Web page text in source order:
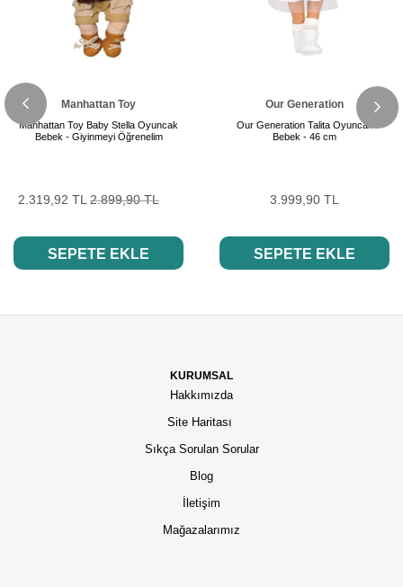
Manhattan Toy
Manhattan Toy Baby Stella Oyuncak
Bebek - Giyinmeyi Öğrenelim
2.319,92 TL 2.899,90 TL
SEPETE EKLE
Our Generation
Our Generation Talita Oyuncak
Bebek - 46 cm
3.999,90 TL
SEPETE EKLE
KURUMSAL
Hakkımızda
Site Haritası
Sıkça Sorulan Sorular
Blog
İletişim
Mağazalarımız